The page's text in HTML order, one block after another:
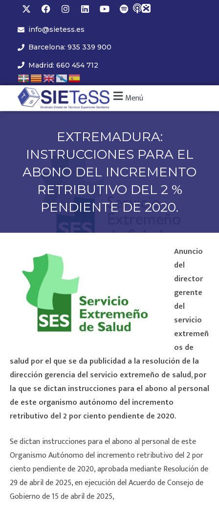
info@sietess.es
Barcelona: 935 339 900
Madrid: 660 454 712
Menú
EXTREMADURA:
INSTRUCCIONES PARA EL
ABONO DEL INCREMENTO
RETRIBUTIVO DEL 2 %
PENDIENTE DE 2020.
Anuncio
del
director
gerente
del
servicio
extremeñ
os de
salud por el que se da publicidad a la resolución de la
dirección gerencia del servicio extremeño de salud, por
la que se dictan instrucciones para el abono al personal
de este organismo autónomo del incremento
retributivo del 2 por ciento pendiente de 2020.
Se dictan instrucciones para el abono al personal de este
Organismo Autónomo del incremento retributivo del 2 por
ciento pendiente de 2020, aprobada mediante Resolución de
29 de abril de 2025, en ejecución del Acuerdo de Consejo de
Gobierno de 15 de abril de 2025,